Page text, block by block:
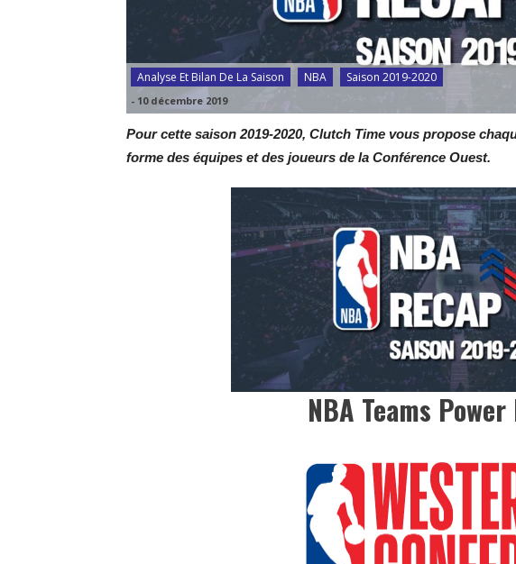
Analyse Et Bilan De La Saison NBA Saison 2019-2020
- 10 décembre 2019
Pour cette saison 2019-2020, Clutch Time vous propose
forme des équipes et des joueurs de la Conférence Ouest.
NBA Teams